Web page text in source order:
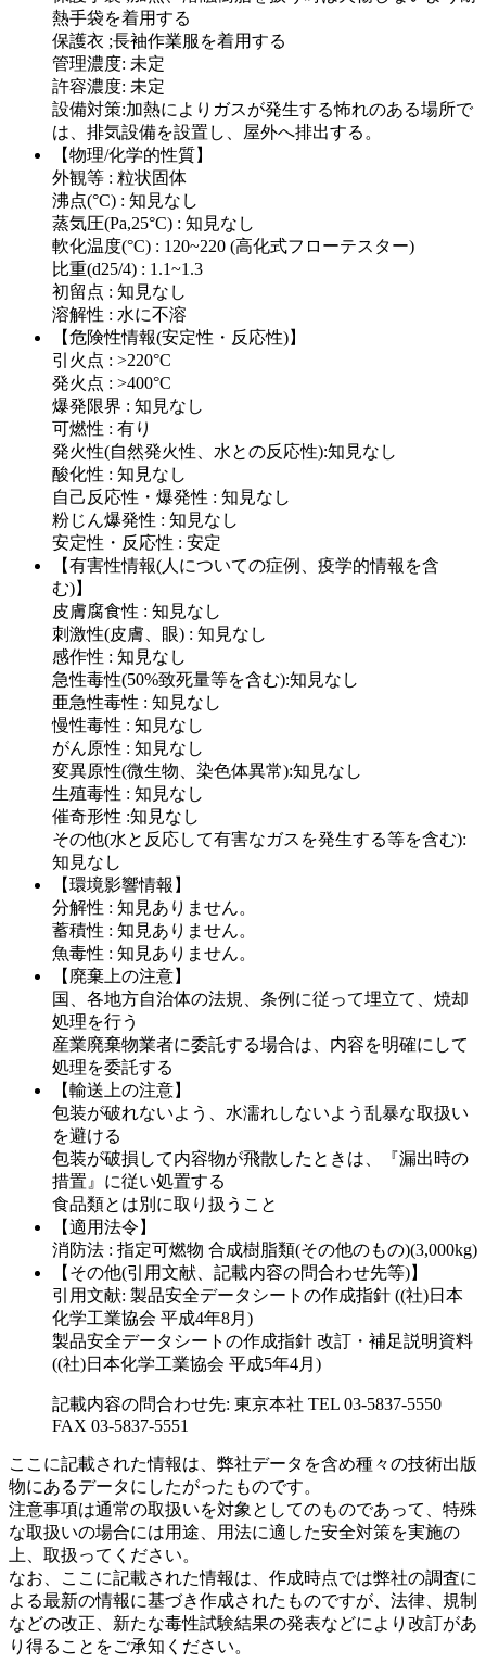
熱手袋を着用する
保護衣 ;長袖作業服を着用する
管理濃度: 未定
許容濃度: 未定
設備対策:加熱によりガスが発生する怖れのある場所で
は、排気設備を設置し、屋外へ排出する。
【物理/化学的性質】
外観等 : 粒状固体
沸点(°C) : 知見なし
蒸気圧(Pa,25°C) : 知見なし
軟化温度(°C) : 120~220 (高化式フローテスター)
比重(d25/4) : 1.1~1.3
初留点 : 知見なし
溶解性 : 水に不溶
【危険性情報(安定性・反応性)】
引火点 : >220°C
発火点 : >400°C
爆発限界 : 知見なし
可燃性 : 有り
発火性(自然発火性、水との反応性):知見なし
酸化性 : 知見なし
自己反応性・爆発性 : 知見なし
粉じん爆発性 : 知見なし
安定性・反応性 : 安定
【有害性情報(人についての症例、疫学的情報を含
む)】
皮膚腐食性 : 知見なし
刺激性(皮膚、眼) : 知見なし
感作性 : 知見なし
急性毒性(50%致死量等を含む):知見なし
亜急性毒性 : 知見なし
慢性毒性 : 知見なし
がん原性 : 知見なし
変異原性(微生物、染色体異常):知見なし
生殖毒性 : 知見なし
催奇形性 :知見なし
その他(水と反応して有害なガスを発生する等を含む):
知見なし
【環境影響情報】
分解性 : 知見ありません。
蓄積性 : 知見ありません。
魚毒性 : 知見ありません。
【廃棄上の注意】
国、各地方自治体の法規、条例に従って埋立て、焼却
処理を行う
産業廃棄物業者に委託する場合は、内容を明確にして
処理を委託する
【輸送上の注意】
包装が破れないよう、水濡れしないよう乱暴な取扱い
を避ける
包装が破損して内容物が飛散したときは、『漏出時の
措置』に従い処置する
食品類とは別に取り扱うこと
【適用法令】
消防法 : 指定可燃物 合成樹脂類(その他のもの)(3,000kg)
【その他(引用文献、記載内容の問合わせ先等)】
引用文献: 製品安全データシートの作成指針 ((社)日本
化学工業協会 平成4年8月)
製品安全データシートの作成指針 改訂・補足説明資料
((社)日本化学工業協会 平成5年4月)
記載内容の問合わせ先: 東京本社 TEL 03-5837-5550
FAX 03-5837-5551
ここに記載された情報は、弊社データを含め種々の技術出版
物にあるデータにしたがったものです。
注意事項は通常の取扱いを対象としてのものであって、特殊
な取扱いの場合には用途、用法に適した安全対策を実施の
上、取扱ってください。
なお、ここに記載された情報は、作成時点では弊社の調査に
よる最新の情報に基づき作成されたものですが、法律、規制
などの改正、新たな毒性試験結果の発表などにより改訂があ
り得ることをご承知ください。